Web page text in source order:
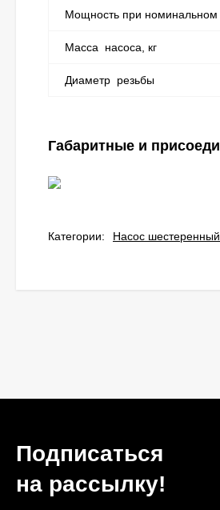
Мощность при номинальном
Масса насоса, кг
Диаметр резьбы
Габаритные и
Категории: Насос шестеренный
Подписаться
на рассылкy!